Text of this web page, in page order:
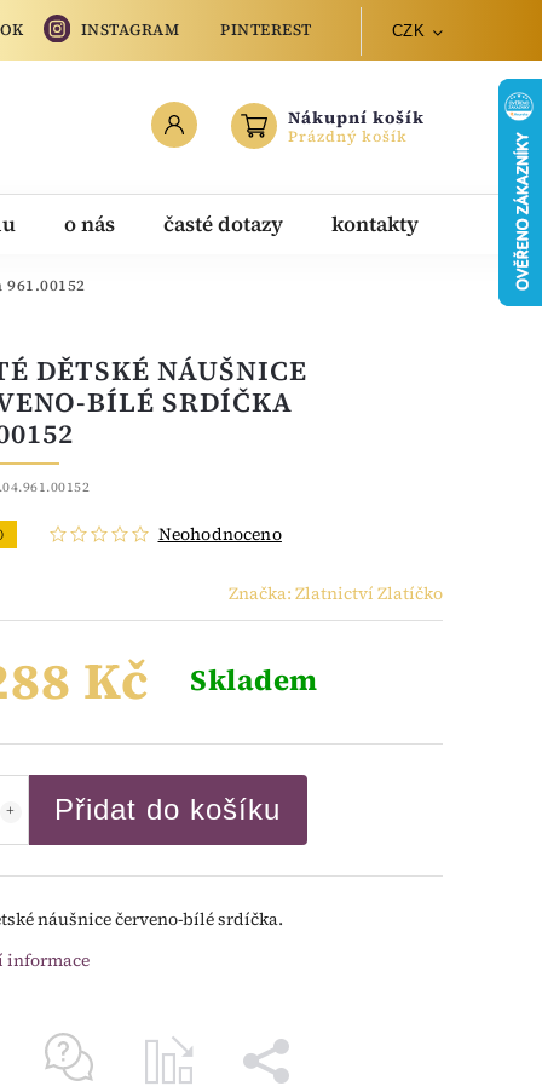
INSTAGRAM PINTEREST CZK
Nákupní košík
Prázdný košík
o nás časté dotazy kontakty
DĚTSKÉ NÁUŠNICE
BÍLÉ SRDÍČKA
Neohodnoceno
Značka: Zlatnictví Zlatíčko
Kč Skladem
Přidat do košíku
náušnice červeno-bílé srdíčka.
informace